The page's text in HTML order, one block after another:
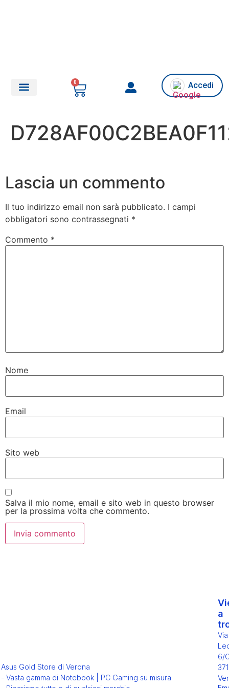
0 Accedi
Lascia un commento
Il tuo indirizzo email non sarà pubblicato. I campi
obbligatori sono contrassegnati *
Commento *
Nome
Email
Sito web
Salva il mio nome, email e sito web in questo browser
per la prossima volta che commento.
Asus Gold Store di Verona
- Vasta gamma di Notebook | PC Gaming su misura
a
Via
6/